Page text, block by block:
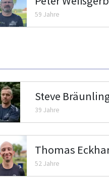
59 Jahre
Steve
39 Jahre
Thomas
52 Jahre